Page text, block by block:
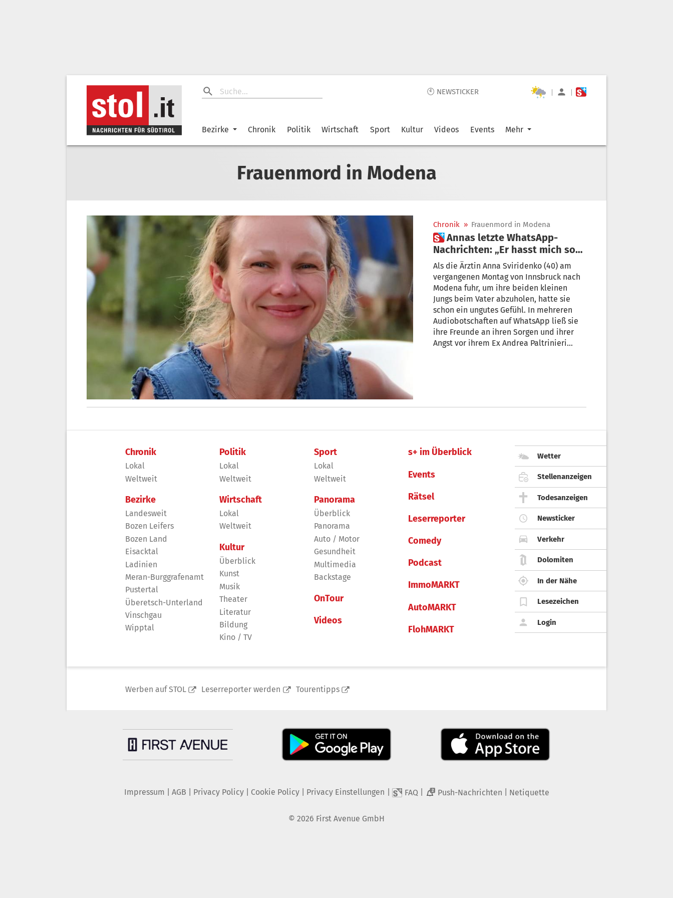
🕙 NEWSTICKER | |
Bezirke Chronik Politik Wirtschaft Sport Kultur Videos Events Mehr
Frauenmord in Modena
Chronik » Frauenmord in Modena
 Annas letzte WhatsApp-
Nachrichten: „Er hasst mich so
sehr...“
Als die Ärztin Anna Sviridenko (40) am
vergangenen Montag von Innsbruck nach
Modena fuhr, um ihre beiden kleinen
Jungs beim Vater abzuholen, hatte sie
schon ein ungutes Gefühl. In mehreren
Audiobotschaften auf WhatsApp ließ sie
ihre Freunde an ihren Sorgen und ihrer
Angst vor ihrem Ex Andrea Paltrinieri
Chronik
Lokal
Weltweit
Bezirke
Landesweit
Bozen Leifers
Bozen Land
Eisacktal
Ladinien
Meran-Burggrafenamt
Pustertal
Überetsch-Unterland
Vinschgau
Wipptal
Politik
Lokal
Weltweit
Wirtschaft
Lokal
Weltweit
Kultur
Überblick
Kunst
Musik
Theater
Literatur
Bildung
Kino / TV
Sport
Lokal
Weltweit
Panorama
Überblick
Panorama
Auto / Motor
Gesundheit
Multimedia
Backstage
OnTour
Videos
s+ im Überblick
Events
Rätsel
Leserreporter
Comedy
Podcast
ImmoMARKT
AutoMARKT
FlohMARKT
Wetter
Stellenanzeigen
Todesanzeigen
Newsticker
Verkehr
Dolomiten
In der Nähe
Lesezeichen
Login
Werben auf STOL Leserreporter werden Tourentipps
Impressum AGB Privacy Policy| Cookie Policy| Privacy Einstellungen FAQ 2 Push-Nachrichten Netiquette
© 2026 First Avenue GmbH